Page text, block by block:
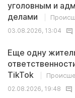
уголовным и
делами
03.08.2026, 13:04
Еще одну
TikTok
02.08.2026, 19:48